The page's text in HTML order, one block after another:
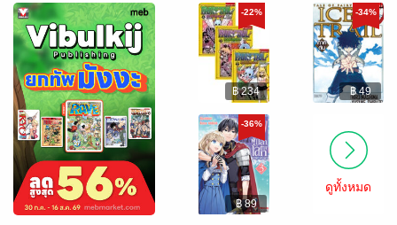
WORST New
Edition เล่ม 1
HIROSHI
TAKAHASHI/
Vibulkij Publishing
การ์ตูนทั่วไป
1 Rating
SET FAIRY
TAIL S ศึกจอม
เวทอภินิหาร
เอส เล่ม 1-2
HIRO MASHIMA/
Vibulkij Publishing
การ์ตูนทั่วไป
-22%
฿ 234
-34%
฿ 49
-36%
฿ 89
ดูทั้งหมด